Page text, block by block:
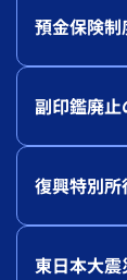
預金保険
副印鑑廃
復興特別
東日本大